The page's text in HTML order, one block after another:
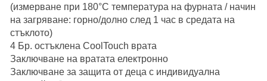
(измерване при 180°C температура на фурната / начин
на загряване: горно/долно след 1 час в средата на
стъклото)
4 Бр. остъклена CoolTouch врата
Заключване на вратата електронно
Заключване за защита от деца с индивидуална